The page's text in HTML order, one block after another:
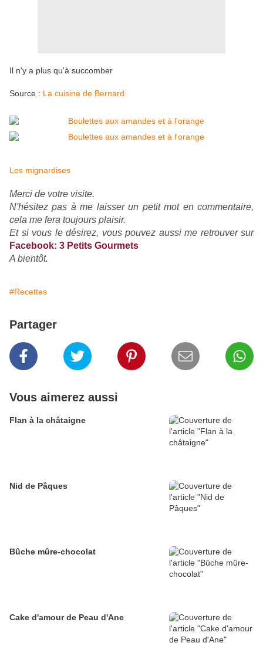
Il n'y a plus qu'à succomber
Source : La cuisine de Bernard
Les mignardises
Merci de votre visite.
N'hésitez pas à me laisser un petit mot en commentaire,
cela me fera toujours plaisir.
Et si vous le désirez, vous pouvez aussi me retrouver sur
Facebook: 3 Petits Gourmets
A bientôt.
#Recettes
Partager
Vous aimerez aussi
Flan à la châtaigne
Nid de Pâques
Bûche mûre-chocolat
Cake d'amour de Peau d'Ane